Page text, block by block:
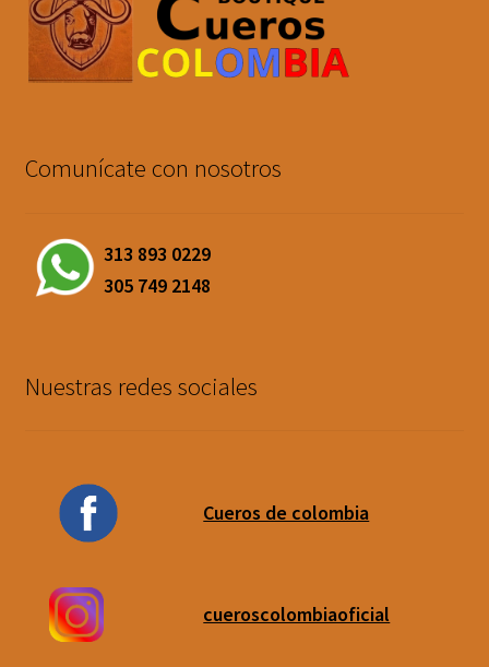
Comunícate con nosotros
313 893 0229
305 749 2148
Nuestras redes sociales
Cueros de colombia
cueroscolombiaoficial